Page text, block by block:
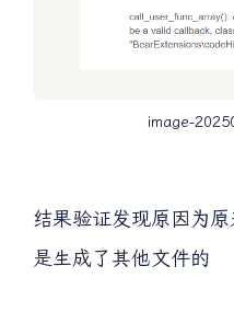
image-
结果验证发现原因为
是生成了其他文件的